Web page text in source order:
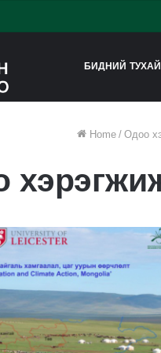
БИДНИЙ ТУХАЙ
Home / Одоо